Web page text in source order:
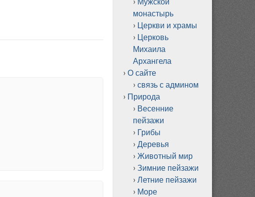
монастырь
Церкви и храмы
Церковь
Михаила
Архангела
О сайте
связь с админом
Природа
Весенние
пейзажи
Грибы
Деревья
Животный мир
Зимние пейзажи
Летние пейзажи
Море